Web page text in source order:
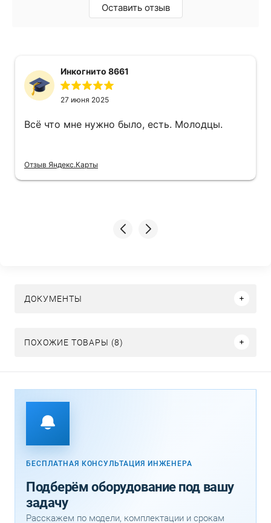
Оставить отзыв
Инкогнито 8661
27 июня 2025
Всё что мне нужно было, есть. Молодцы.
Отзыв Яндекс.Карты
ДОКУМЕНТЫ
ПОХОЖИЕ ТОВАРЫ (8)
БЕСПЛАТНАЯ КОНСУЛЬТАЦИЯ ИНЖЕНЕРА
Подберём оборудование под вашу
задачу
Расскажем по модели, комплектации и срокам